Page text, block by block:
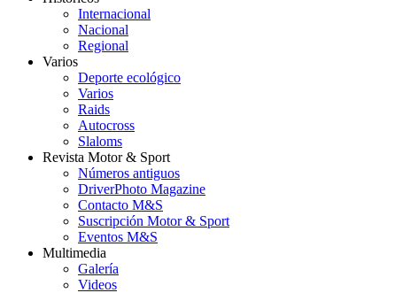
Internacional
Nacional
Regional
Varios
Deporte ecológico
Varios
Raids
Autocross
Slaloms
Revista Motor & Sport
Números antiguos
DriverPhoto Magazine
Contacto M&S
Suscripción Motor & Sport
Eventos M&S
Multimedia
Galería
Videos